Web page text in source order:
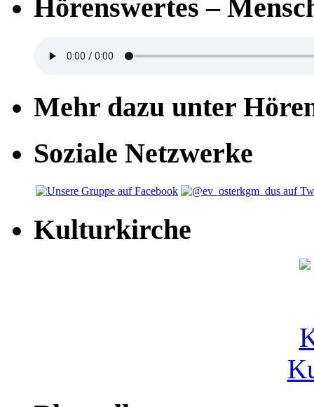
Hörenswertes –
Mehr dazu unter
Soziale Netzwerke
Kulturkirche